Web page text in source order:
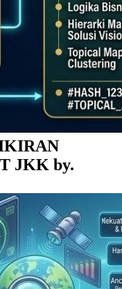
JKK by.